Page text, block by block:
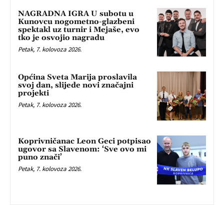
NAGRADNA IGRA U subotu u
Kunovcu nogometno-glazbeni
spektakl uz turnir i Mejaše, evo
tko je osvojio nagradu
Petak, 7. kolovoza 2026.
Općina Sveta Marija proslavila
svoj dan, slijede novi značajni
projekti
Petak, 7. kolovoza 2026.
Koprivničanac Leon Geci potpisao
ugovor sa Slavenom: ‘Sve ovo mi
puno znači’
Petak, 7. kolovoza 2026.